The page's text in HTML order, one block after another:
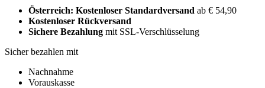
Österreich: Kostenloser Standardversand ab € 54,90
Kostenloser Rückversand
Sichere Bezahlung mit SSL-Verschlüsselung
Sicher bezahlen mit
Nachnahme
Vorauskasse